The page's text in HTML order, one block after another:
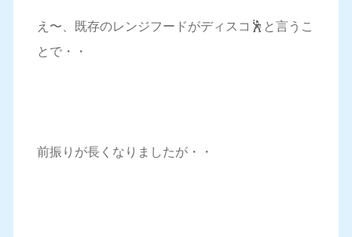
え〜、既存のレンジフードがディスコ🕺と言うこ
とで・・
前振りが長くなりましたが・・